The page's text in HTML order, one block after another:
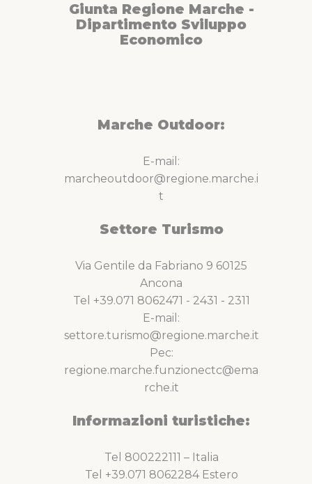
Giunta Regione Marche -
Dipartimento Sviluppo
Economico
Marche Outdoor:
E-mail:
marcheoutdoor@regione.marche.i
t
Settore Turismo
Via Gentile da Fabriano 9 60125
Ancona
Tel +39.071 8062471 - 2431 - 2311
E-mail:
settore.turismo@regione.marche.it
Pec:
regione.marche.funzionectc@ema
rche.it
Informazioni turistiche:
Tel 800222111 – Italia
Tel +39.071 8062284 Estero